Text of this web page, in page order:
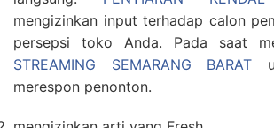
mengizinkan input terhadap calon
persepsi toko Anda. Pada saat
STREAMING SEMARANG BARAT
merespon penonton.